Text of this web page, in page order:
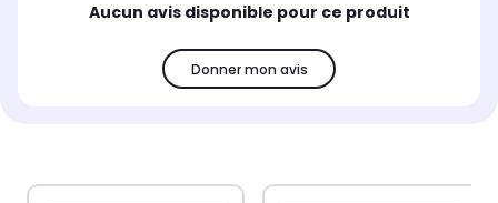
Aucun avis disponible pour ce produit
Donner mon avis